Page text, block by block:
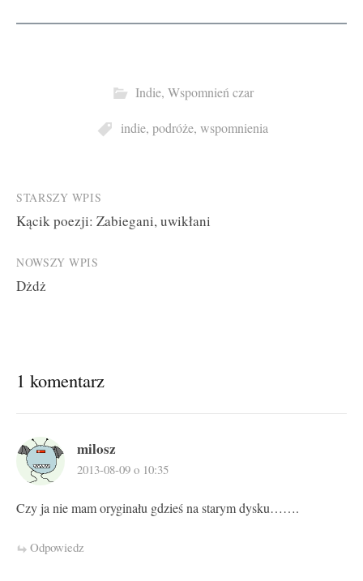
Indie, Wspomnień czar
indie, podróże, wspomnienia
Post
navigation
STARSZY WPIS
Kącik poezji: Zabiegani, uwikłani
NOWSZY WPIS
Dżdż
1 komentarz
milosz
2013-08-09 o 10:35
Czy ja nie mam oryginału gdzieś na starym dysku…….
Odpowiedz